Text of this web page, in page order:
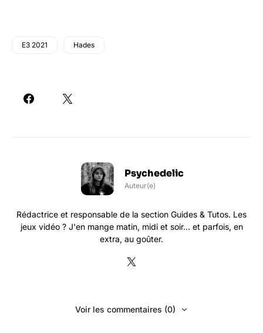
E3 2021 Hades
Psychedelic
Auteur(e)
Rédactrice et responsable de la section Guides & Tutos. Les
jeux vidéo ? J'en mange matin, midi et soir... et parfois, en
extra, au goûter.
Voir les commentaires (0)